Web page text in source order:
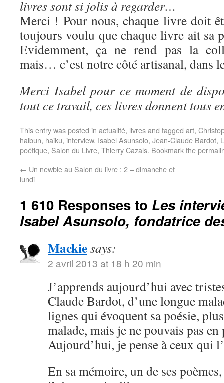
livres sont si jolis à regarder…
Merci ! Pour nous, chaque livre doit
toujours voulu que chaque livre ait sa
Evidemment, ça ne rend pas la
mais… c’est notre côté artisanal, dans
Merci Isabel pour ce moment de
tout ce travail, ces livres donnent tous
This entry was posted in actualité, livresand tagged art,
haibun, haiku, interview, Isabel Asunsolo, Jean-Claude Bardot,
poétique, Salon du Livre, Thierry Cazals. Bookmark the
← Un newbie au Salon du livre : 2 – dimanche et
lundi
1 610 Responses to Les
Isabel Asunsolo, fondatrice
Mackiesays:
2 avril 2013 at 18 h 20 min
J’apprends aujourd’hui avec
Claude Bardot, d’une longue
lignes qui évoquent sa poésie,
malade, mais je ne pouvais pas
Aujourd’hui, je pense à ceux qui
En sa mémoire, un de ses